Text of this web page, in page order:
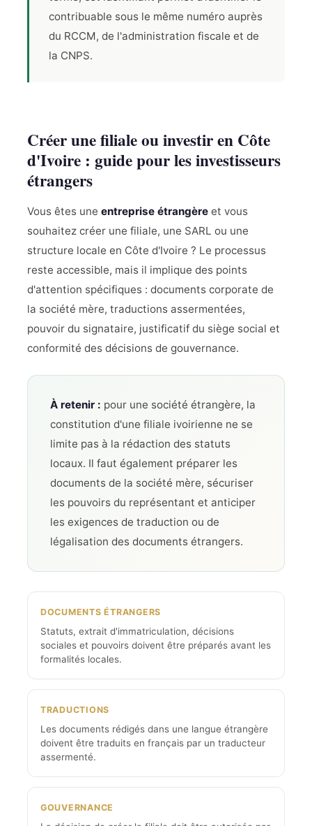
contribuable sous le même numéro auprès
du RCCM, de l'administration fiscale et de
la CNPS.
Créer une filiale ou investir en Côte
d'Ivoire : guide pour les investisseurs
étrangers
Vous êtes une entreprise étrangère et vous
souhaitez créer une filiale, une SARL ou une
structure locale en Côte d'Ivoire ? Le processus
reste accessible, mais il implique des points
d'attention spécifiques : documents corporate de
la société mère, traductions assermentées,
pouvoir du signataire, justificatif du siège social et
conformité des décisions de gouvernance.
À retenir : pour une société étrangère, la
constitution d'une filiale ivoirienne ne se
limite pas à la rédaction des statuts
locaux. Il faut également préparer les
documents de la société mère, sécuriser
les pouvoirs du représentant et anticiper
les exigences de traduction ou de
légalisation des documents étrangers.
DOCUMENTS ÉTRANGERS
Statuts, extrait d'immatriculation, décisions
sociales et pouvoirs doivent être préparés avant les
formalités locales.
TRADUCTIONS
Les documents rédigés dans une langue étrangère
doivent être traduits en français par un traducteur
assermenté.
GOUVERNANCE